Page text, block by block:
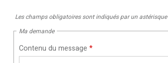
Les champs obligatoires sont indiqués par un astérisque
Ma demande
Contenu du message *